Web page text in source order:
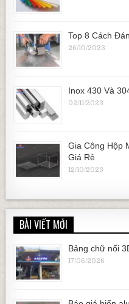
Top 8 Cách
26/10/2023
Inox 430 Và
02/11/2023
Gia Công Hộp
Giá Rẻ
12/10/2023
BÀI VIẾT MỚI
Bảng chữ nổi
17/06/2026